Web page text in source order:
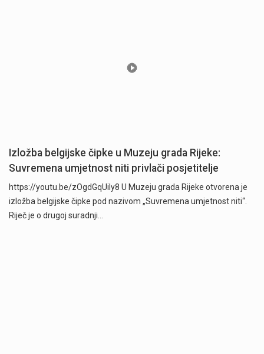
Izložba belgijske čipke u Muzeju grada Rijeke:
Suvremena umjetnost niti privlači posjetitelje
https://youtu.be/zOgdGqUily8 U Muzeju grada Rijeke otvorena je
izložba belgijske čipke pod nazivom „Suvremena umjetnost niti“.
Riječ je o drugoj suradnji…